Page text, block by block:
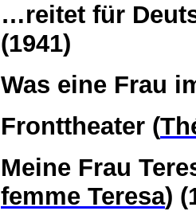
…reitet für
(1941)
Was eine Frau
Fronttheater (
Meine Frau
femme Teresa)